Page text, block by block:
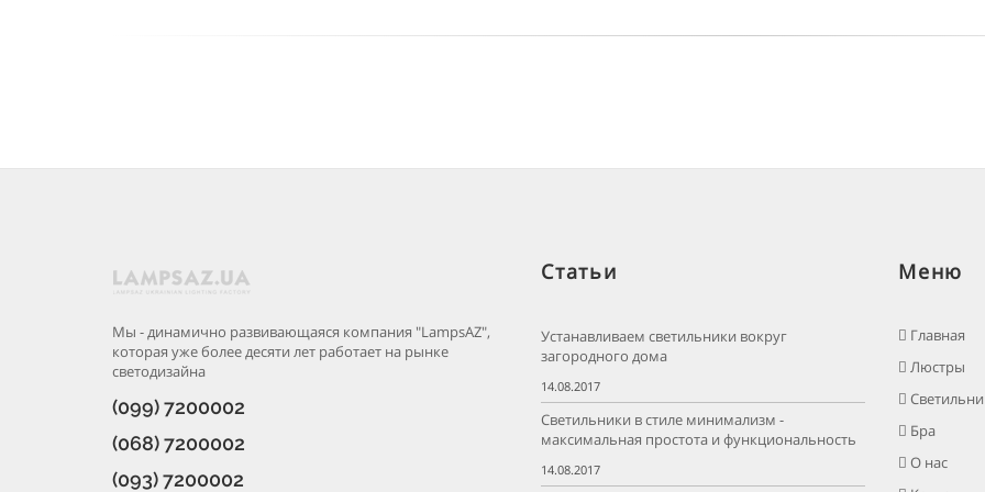
Мы - динамично развивающаяся компания "LampsAZ",
которая уже более десяти лет работает на рынке
светодизайна
(099) 7200002
(068) 7200002
(093) 7200002
Статьи
Устанавливаем светильники вокруг
загородного дома
14.08.2017
Светильники в стиле минимализм -
максимальная простота и функциональность
14.08.2017
Меню
Главная
Люстры
Бра
О нас